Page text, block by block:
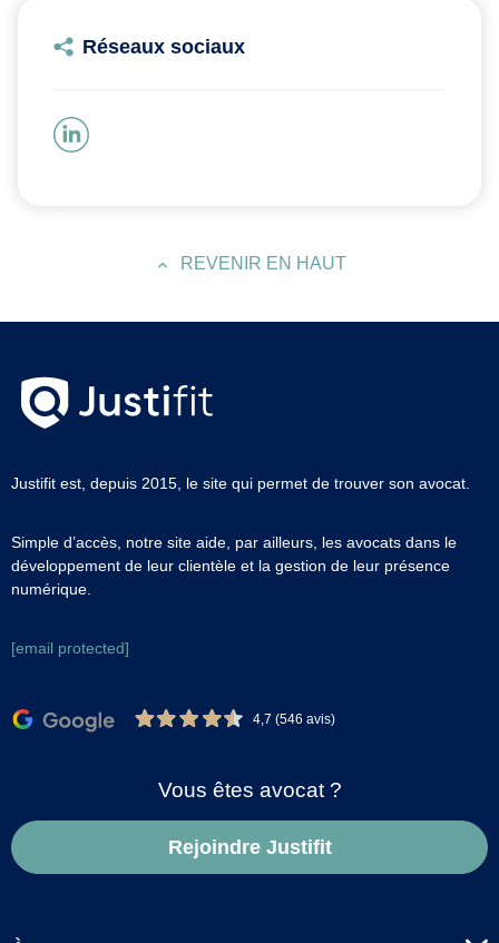
Réseaux sociaux
REVENIR EN HAUT
Justifit est, depuis 2015, le site qui permet de trouver son avocat.
Simple d’accès, notre site aide, par ailleurs, les avocats dans le
développement de leur clientèle et la gestion de leur présence
numérique.
[email protected]
4,7 (546 avis)
Vous êtes avocat ?
Rejoindre Justifit